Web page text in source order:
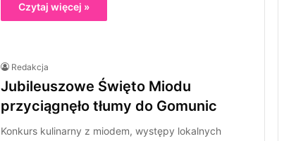
Czytaj więcej »
Redakcja
Jubileuszowe Święto Miodu
przyciągnęło tłumy do Gomunic
Konkurs kulinarny z miodem, występy lokalnych